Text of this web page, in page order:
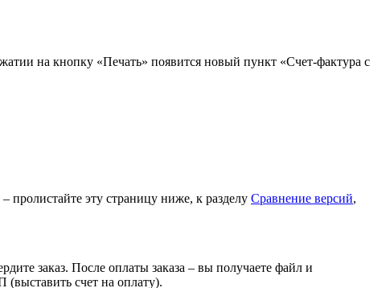
на кнопку «Печать» появится новый пункт «Счет-фактура с
эту страницу ниже, к разделу Сравнение версий,
заказ. После оплаты заказа – вы получаете файл и
счет на оплату).